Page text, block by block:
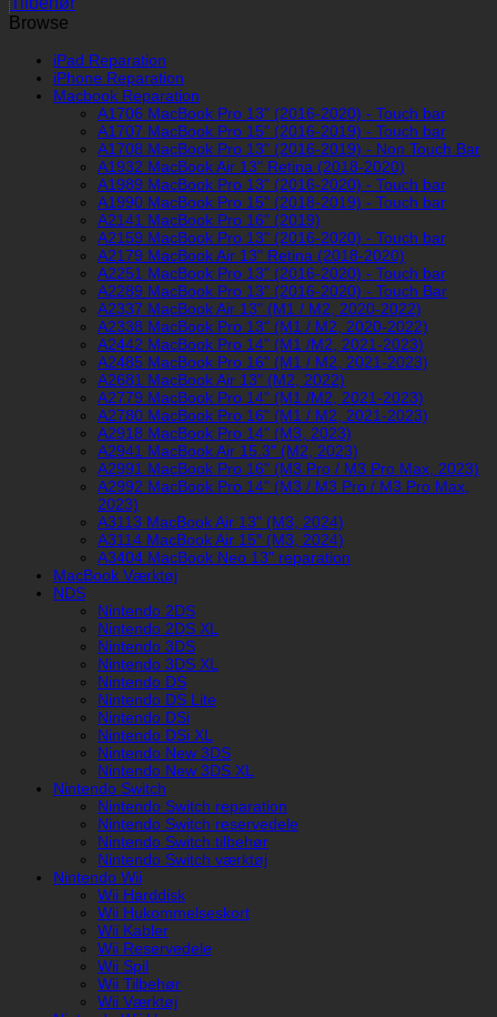
Browse
iPad Reparation
iPhone Reparation
Macbook Reparation
A1706 MacBook Pro 13" (2016-2020) - Touch bar
A1707 MacBook Pro 15" (2016-2019) - Touch bar
A1708 MacBook Pro 13" (2016-2019) - Non Touch Bar
A1932 MacBook Air 13" Retina (2018-2020)
A1989 MacBook Pro 13" (2016-2020) - Touch bar
A1990 MacBook Pro 15" (2018-2019) - Touch bar
A2141 MacBook Pro 16" (2019)
A2159 MacBook Pro 13" (2016-2020) - Touch bar
A2179 MacBook Air 13" Retina (2018-2020)
A2251 MacBook Pro 13" (2016-2020) - Touch bar
A2289 MacBook Pro 13" (2016-2020) - Touch Bar
A2337 MacBook Air 13" (M1 / M2, 2020-2022)
A2338 MacBook Pro 13" (M1 / M2, 2020-2022)
A2442 MacBook Pro 14" (M1 /M2, 2021-2023)
A2485 MacBook Pro 16" (M1 / M2, 2021-2023)
A2681 MacBook Air 13" (M2, 2022)
A2779 MacBook Pro 14" (M1 /M2, 2021-2023)
A2780 MacBook Pro 16" (M1 / M2, 2021-2023)
A2918 MacBook Pro 14" (M3, 2023)
A2941 MacBook Air 15.3" (M2, 2023)
A2991 MacBook Pro 16" (M3 Pro / M3 Pro Max, 2023)
A2992 MacBook Pro 14" (M3 / M3 Pro / M3 Pro Max,
2023)
A3113 MacBook Air 13" (M3, 2024)
A3114 MacBook Air 15″ (M3, 2024)
A3404 MacBook Neo 13" reparation
MacBook Værktøj
NDS
Nintendo 2DS
Nintendo 2DS XL
Nintendo 3DS
Nintendo 3DS XL
Nintendo DS
Nintendo DS Lite
Nintendo DSi
Nintendo DSi XL
Nintendo New 3DS
Nintendo New 3DS XL
Nintendo Switch
Nintendo Switch reparation
Nintendo Switch reservedele
Nintendo Switch tilbehør
Nintendo Switch værktøj
Nintendo Wii
Wii Harddisk
Wii Hukommelseskort
Wii Kabler
Wii Reservedele
Wii Spil
Wii Tilbehør
Wii Værktøj